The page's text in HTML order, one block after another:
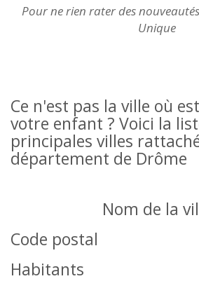
Pour ne rien rater des
Unique
Ce n'est pas la ville où
votre enfant ? Voici la
principales villes
département de Drôme
Nom de la
Code postal
Habitants